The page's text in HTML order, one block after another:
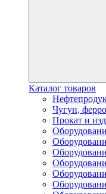
Каталог товаров
Чугун,
Прокат и